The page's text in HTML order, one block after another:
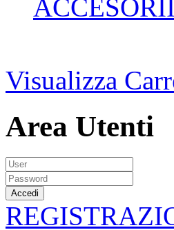
Visualizza
Area Utenti